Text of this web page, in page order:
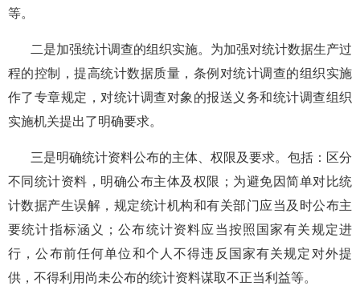
等。
二是加强统计调查的组织实施。为加强对统计数据生产过
程的控制，提高统计数据质量，条例对统计调查的组织实施
作了专章规定，对统计调查对象的报送义务和统计调查组织
实施机关提出了明确要求。
三是明确统计资料公布的主体、权限及要求。包括：区分
不同统计资料，明确公布主体及权限；为避免因简单对比统
计数据产生误解，规定统计机构和有关部门应当及时公布主
要统计指标涵义；公布统计资料应当按照国家有关规定进
行，公布前任何单位和个人不得违反国家有关规定对外提
供，不得利用尚未公布的统计资料谋取不正当利益等。